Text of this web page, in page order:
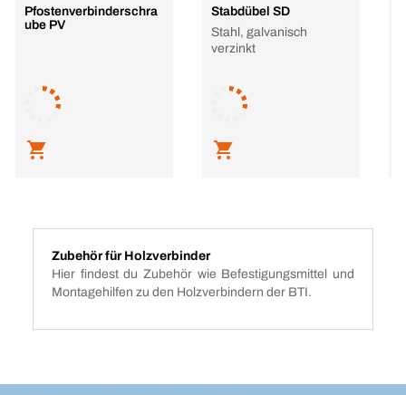
Pfostenverbinderschra
ube PV
Stabdübel SD
Stahl, galvanisch
verzinkt
Zubehör für Holzverbinder
Hier findest du Zubehör wie Befestigungsmittel und
Montagehilfen zu den Holzverbindern der BTI.